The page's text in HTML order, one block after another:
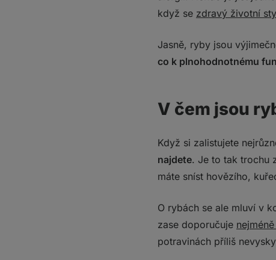
když se zdravý životní
Jasně, ryby jsou
co k plnohodnotnému
V čem jsou
Když si zalistujete
najdete. Je to tak trochu
máte sníst hovězího,
O rybách se ale mluví v
zase doporučuje
potravinách příliš